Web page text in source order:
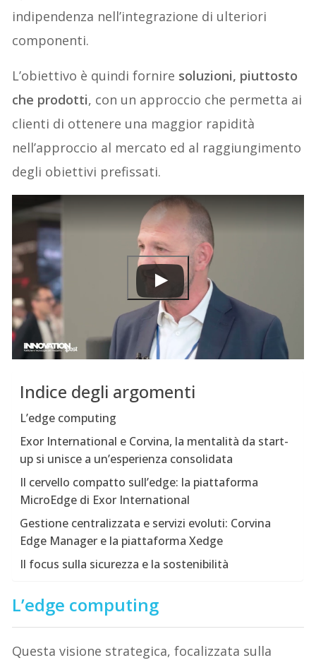
indipendenza nell’integrazione di ulteriori
componenti.
L’obiettivo è quindi fornire soluzioni, piuttosto
che prodotti, con un approccio che permetta ai
clienti di ottenere una maggior rapidità
nell’approccio al mercato ed al raggiungimento
degli obiettivi prefissati.
Indice degli argomenti
L’edge computing
Exor International e Corvina, la mentalità da start-
up si unisce a un’esperienza consolidata
Il cervello compatto sull’edge: la piattaforma
MicroEdge di Exor International
Gestione centralizzata e servizi evoluti: Corvina
Edge Manager e la piattaforma Xedge
Il focus sulla sicurezza e la sostenibilità
L’edge computing
Questa visione strategica, focalizzata sulla